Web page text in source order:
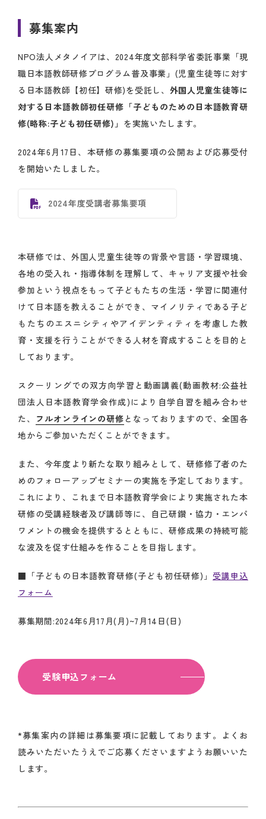
募集案内
NPO法人メタノイアは、2024年度文部科学省委託事業「現
職日本語教師研修プログラム普及事業」(児童生徒等に対す
る日本語教師【初任】研修)を受託し、 外国人児童生徒等に
対する日本語教師初任研修「子どものための日本語教育研
修(略称:子ども初任研修)」 を実施いたします。
2024年6月17日、本研修の募集要項の公開および応募受付
を開始いたしました。
2024年度受講者募集要項
本研修では、外国人児童生徒等の背景や言語・学習環境、
各地の受入れ・指導体制を理解して、キャリア支援や社会
参加という視点をもって子どもたちの生活・学習に関連付
けて日本語を教えることができ、マイノリティである子ど
もたちのエスニシティやアイデンティティを考慮した教
育・支援を行うことができる人材を育成することを目的と
しております。
スクーリングでの双方向学習と動画講義(動画教材:公益社
団法人日本語教育学会作成)により自学自習を組み合わせ
た、
フルオンラインの研修 となっておりますので、全国各
地からご参加いただくことができます。
また、今年度より新たな取り組みとして、研修修了者のた
めのフォローアップセミナーの実施を予定しております。
これにより、これまで日本語教育学会により実施された本
研修の受講経験者及び講師等に、自己研鑽・協力・エンパ
ワメントの機会を提供するとともに、研修成果の持続可能
な波及を促す仕組みを作ることを目指します。
■「子どもの日本語教育研修(子ども初任研修)」 受講申込
フォーム
募集期間:2024年6月17月(月)~7月14日(日)
受験申込フォーム
*募集案内の詳細は募集要項に記載しております。よくお
読みいただいたうえでご応募くださいますようお願いいた
します。